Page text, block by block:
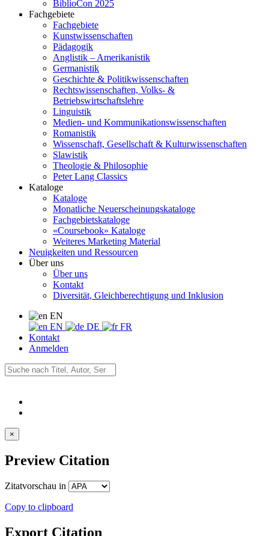
BiblioCon 2025
Fachgebiete
Fachgebiete
Kunstwissenschaften
Pädagogik
Anglistik – Amerikanistik
Germanistik
Geschichte & Politikwissenschaften
Rechtswissenschaften, Volks- &
Betriebswirtschaftslehre
Linguistik
Medien- und Kommunikationswissenschaften
Romanistik
Wissenschaft, Gesellschaft & Kulturwissenschaften
Slawistik
Theologie & Philosophie
Peter Lang Classics
Kataloge
Kataloge
Monatliche Neuerscheinungskataloge
Fachgebietskataloge
«Coursebook» Kataloge
Weiteres Marketing Material
Neuigkeiten und Ressourcen
Über uns
Über uns
Kontakt
Diversität, Gleichberechtigung und Inklusion
EN
EN
DE
FR
Kontakt
Anmelden
×
Preview Citation
Zitatvorschau in
Copy to clipboard
Export Citation